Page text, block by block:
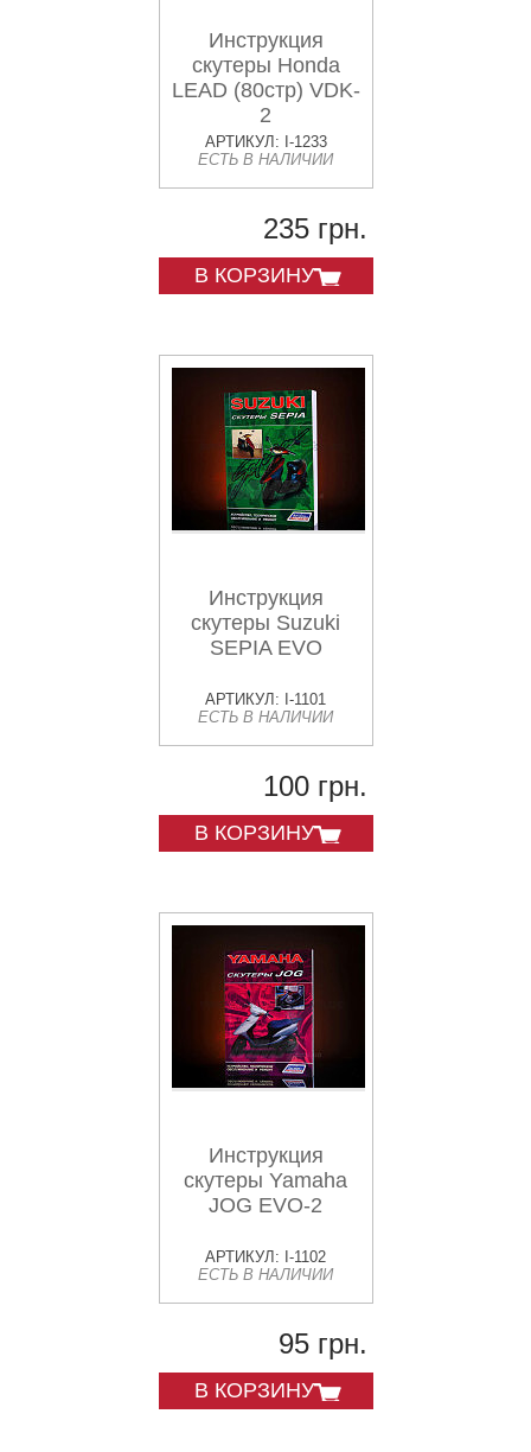
Инструкция
скутеры Honda
LEAD (80стр) VDK-
2
АРТИКУЛ: I-1233
ЕСТЬ В НАЛИЧИИ
235 грн.
В КОРЗИНУ
Инструкция
скутеры Suzuki
SEPIA EVO
АРТИКУЛ: I-1101
ЕСТЬ В НАЛИЧИИ
100 грн.
В КОРЗИНУ
Инструкция
скутеры Yamaha
JOG EVO-2
АРТИКУЛ: I-1102
ЕСТЬ В НАЛИЧИИ
95 грн.
В КОРЗИНУ